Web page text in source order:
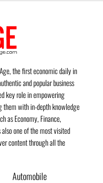
the first economic daily in
and popular business
key role in empowering
them with in-depth knowledge
as Economy, Finance,
one of the most visited
content through all the
Automobile